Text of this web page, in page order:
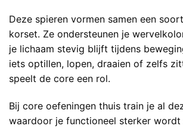
Deze spieren vormen samen een
korset. Ze ondersteunen je
je lichaam stevig blijft tijdens
iets optillen, lopen, draaien of zelfs
speelt de core een rol.
Bij core oefeningen thuis train je al
waardoor je functioneel sterker wordt